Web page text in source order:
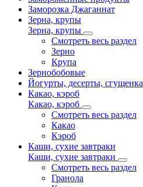
Заморозка Джаганнат
Зерна, крупы
Зерна, крупы
Смотреть весь раздел
Зерно
Крупа
Зернобобовые
Йогурты, десерты, сгущенка
Какао, кэроб
Какао, кэроб
Смотреть весь раздел
Какао
Кэроб
Каши, сухие завтраки
Каши, сухие завтраки
Смотреть весь раздел
Гранола